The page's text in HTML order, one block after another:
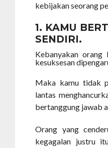
kebijakan seorang
1. KAMU
SENDIRI.
Kebanyakan orang
kesuksesan
Maka kamu tidak
lantas
bertanggung jawab
Orang yang
kegagalan justru